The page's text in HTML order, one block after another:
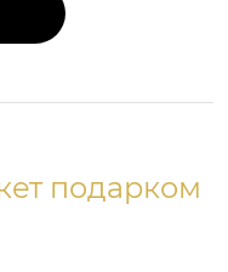
подарком